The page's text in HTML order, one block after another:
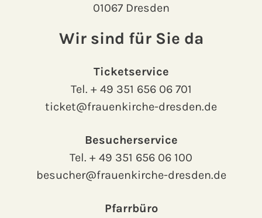
01067 Dresden
Wir sind für Sie da
Ticketservice
Tel. + 49 351 656 06 701
ticket@frauenkirche-dresden.de
Besucherservice
Tel. + 49 351 656 06 100
besucher@frauenkirche-dresden.de
Pfarrbüro